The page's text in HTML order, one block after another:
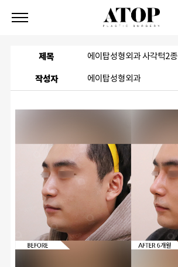
제목 에이탑성형외과 사각턱2종
작성자 에이탑성형외과